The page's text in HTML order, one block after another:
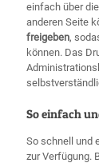
einfach über
anderen Seite
freigeben,
können. Das
So einfach
So schnell und
zur Verfügung.